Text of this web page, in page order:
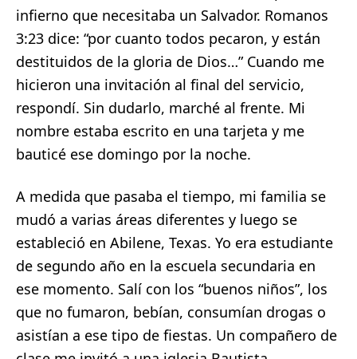
infierno que necesitaba un Salvador. Romanos
3:23 dice: “por cuanto todos pecaron, y están
destituidos de la gloria de Dios…” Cuando me
hicieron una invitación al final del servicio,
respondí. Sin dudarlo, marché al frente. Mi
nombre estaba escrito en una tarjeta y me
bauticé ese domingo por la noche.
A medida que pasaba el tiempo, mi familia se
mudó a varias áreas diferentes y luego se
estableció en Abilene, Texas. Yo era estudiante
de segundo año en la escuela secundaria en
ese momento. Salí con los “buenos niños”, los
que no fumaron, bebían, consumían drogas o
asistían a ese tipo de fiestas. Un compañero de